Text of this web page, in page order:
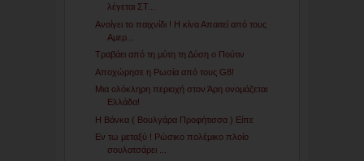
λέγεται ΣΤ...
Ανοίγει το παιχνίδι ! Η κίνα Απαιτεί από τους
Αμερ...
Τραβάει από τη μύτη τη Δύση ο Πούτιν
Αποχώρησε η Ρωσία από τους G8!
Μια ολόκληρη περιοχή στον Άρη ονομάζεται
Ελλάδα!
Η Βάνκα ( Βουλγάρα Προφήτισσα ) Είπε
Εν τω μεταξύ ! Ρώσικο πολέμικο πλοίο
σουλατσάρει ...